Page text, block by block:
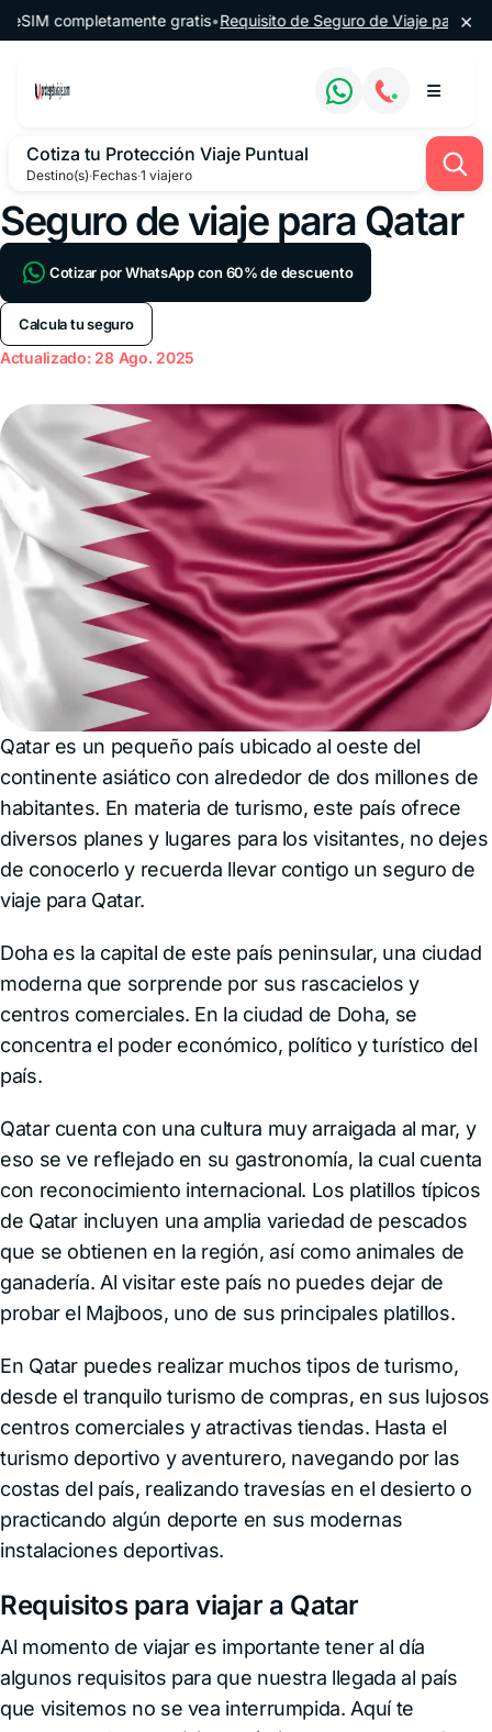
Saltar al contenido
completamente gratis•Requisito de Seguro de Viaje para ×
Cotiza tu Protección Viaje Puntual
Destino(s)·Fechas·1 viajero
Seguro de viaje para Qatar
Cotizar por WhatsApp con 60% de descuento
Calcula tu seguro
Actualizado: 28 Ago. 2025
Qatar es un pequeño país ubicado al oeste del
continente asiático con alrededor de dos millones de
habitantes. En materia de turismo, este país ofrece
diversos planes y lugares para los visitantes, no dejes
de conocerlo y recuerda llevar contigo un seguro de
viaje para Qatar.
Doha es la capital de este país peninsular, una ciudad
moderna que sorprende por sus rascacielos y
centros comerciales. En la ciudad de Doha, se
concentra el poder económico, político y turístico del
país.
Qatar cuenta con una cultura muy arraigada al mar, y
eso se ve reflejado en su gastronomía, la cual cuenta
con reconocimiento internacional. Los platillos típicos
de Qatar incluyen una amplia variedad de pescados
que se obtienen en la región, así como animales de
ganadería. Al visitar este país no puedes dejar de
probar el Majboos, uno de sus principales platillos.
En Qatar puedes realizar muchos tipos de turismo,
desde el tranquilo turismo de compras, en sus lujosos
centros comerciales y atractivas tiendas. Hasta el
turismo deportivo y aventurero, navegando por las
costas del país, realizando travesías en el desierto o
practicando algún deporte en sus modernas
instalaciones deportivas.
Requisitos para viajar a Qatar
Al momento de viajar es importante tener al día
algunos requisitos para que nuestra llegada al país
que visitemos no se vea interrumpida. Aquí te